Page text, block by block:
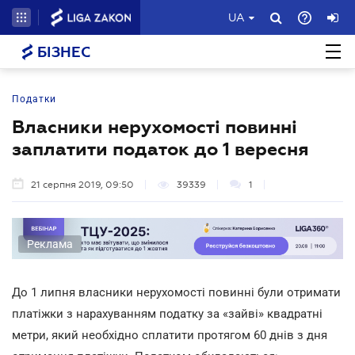
UA
БІЗНЕС
Податки
Власники нерухомості повинні
заплатити податок до 1 вересня
21 серпня 2019, 09:50 39339 1
Реклама
До 1 липня власники нерухомості повинні були отримати
платіжки з нарахуванням податку за «зайві» квадратні
метри, який необхідно сплатити протягом 60 днів з дня